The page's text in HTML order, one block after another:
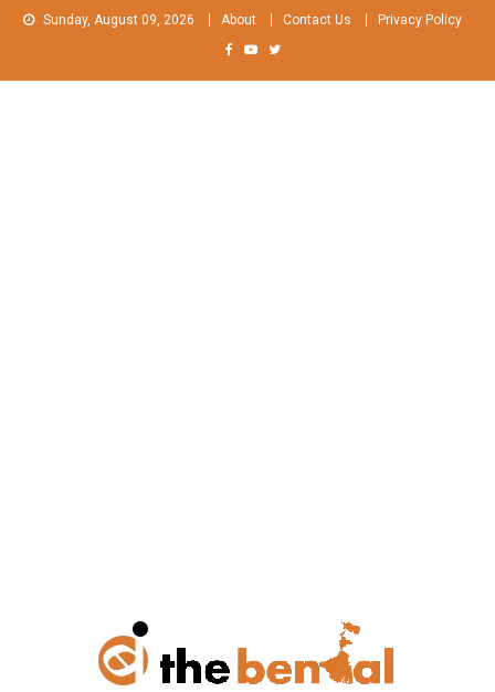
Skip
Sunday, August 09, 2026 About Contact Us Privacy Policy